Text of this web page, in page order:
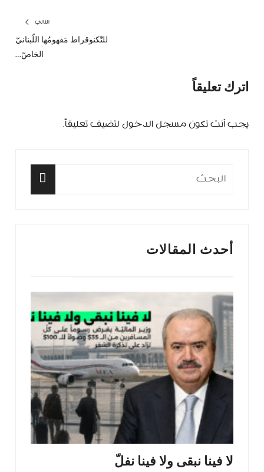
التالي
للتّكنوقراط مَفهومُها اللّبنانيّ
الخاصّ…
اترك تعليقاً
يجب أنت تكونمسجل الدخول لتضيف تعليقاً.
البحث
أحدث المقالات
لا فينا نبقى ولا فينا نفلّ